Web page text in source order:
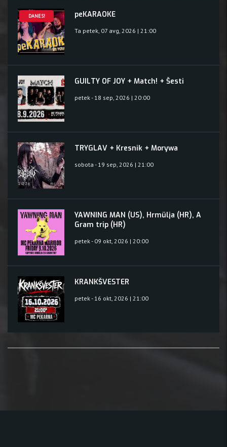
DANES! peKARAOKE
Ta petek, 07 avg, 2026 | 21:00
GUILTY OF JOY + Match! + Šesti
petek - 18 sep, 2026 | 20:00
TRYGLAV + Kresnik + Morywa
sobota - 19 sep, 2026 | 21:00
YAWNING MAN (US), Hrmülja (HR), A
Gram trip (HR)
petek - 09 okt, 2026 | 20:00
KRANKŠVESTER
petek - 16 okt, 2026 | 21:00